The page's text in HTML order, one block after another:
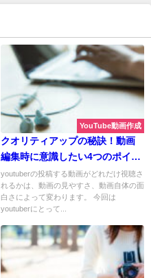
YouTube動画作成
クオリティアップの秘訣！動画
編集時に意識したい4つのポイン
ト
youtuberの投稿する動画がどれだけ視聴さ
れるかは、動画の見やすさ、動画自体の面
白さによって変わります。 今回は
youtuberにとって...